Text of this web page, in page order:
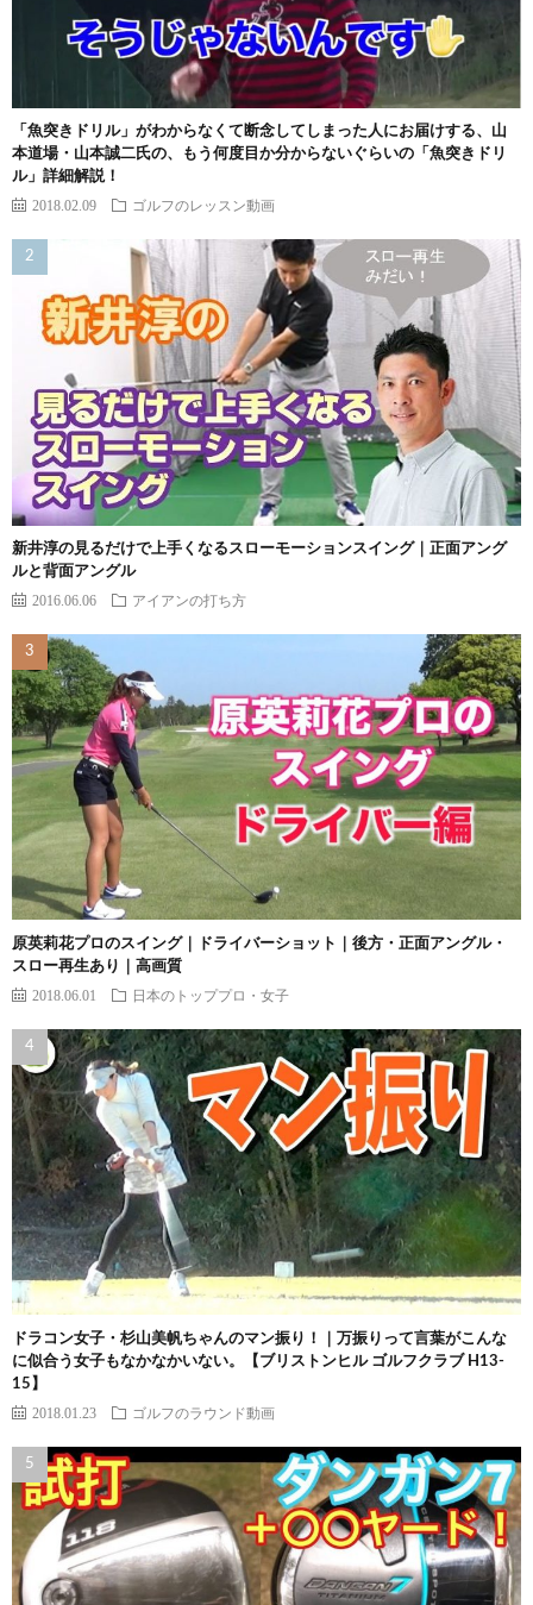
「魚突きドリル」がわからなくて断念してしまった人にお届けする、山
本道場・山本誠二氏の、もう何度目か分からないぐらいの「魚突きドリ
ル」詳細解説！
2018.02.09 ゴルフのレッスン動画
新井淳の見るだけで上手くなるスローモーションスイング｜正面アング
ルと背面アングル
2016.06.06 アイアンの打ち方
原英莉花プロのスイング｜ドライバーショット｜後方・正面アングル・
スロー再生あり｜高画質
2018.06.01 日本のトッププロ・女子
ドラコン女子・杉山美帆ちゃんのマン振り！｜万振りって言葉がこんな
に似合う女子もなかなかいない。【ブリストンヒル ゴルフクラブ H13-
15】
2018.01.23 ゴルフのラウンド動画